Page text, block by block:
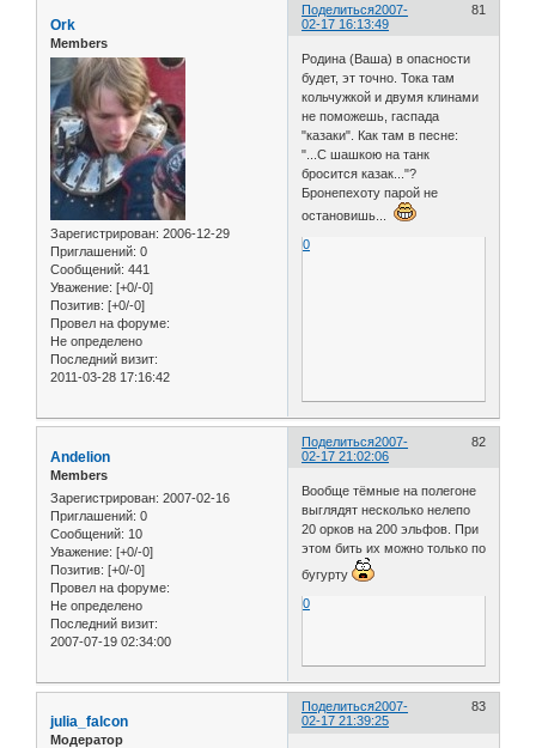
Поделиться 81
2007-
02-17 16:13:49
Ork
Members
Зарегистрирован: 2006-12-29
Приглашений: 0
Сообщений: 441
Уважение: [+0/-0]
Позитив: [+0/-0]
Провел на форуме:
Не определено
Последний визит:
2011-03-28 17:16:42
Родина (Ваша) в опасности
будет, эт точно. Тока там
кольчужкой и двумя клинами
не поможешь, гаспада
"казаки". Как там в песне:
"...С шашкою на танк
бросится казак..."?
Бронепехоту парой не
остановишь...
0
Поделиться 82
2007-
02-17 21:02:06
Andelion
Members
Зарегистрирован: 2007-02-16
Приглашений: 0
Сообщений: 10
Уважение: [+0/-0]
Позитив: [+0/-0]
Провел на форуме:
Не определено
Последний визит:
2007-07-19 02:34:00
Вообще тёмные на полегоне
выглядят несколько нелепо
20 орков на 200 эльфов. При
этом бить их можно только по
бугурту
0
Поделиться 83
2007-
02-17 21:39:25
julia_falcon
Модератор